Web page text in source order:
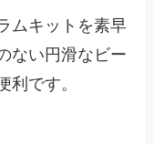
ムキットを素早
ない円滑なビー
利です。